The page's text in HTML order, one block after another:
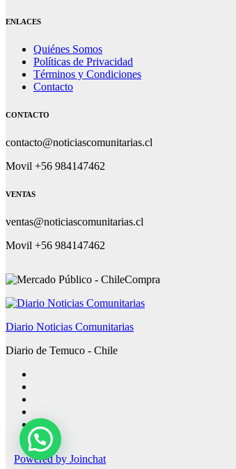
ENLACES
Quiénes Somos
Políticas de Privacidad
Términos y Condiciones
Contacto
CONTACTO
contacto@noticiascomunitarias.cl
Movil +56 984147462
VENTAS
ventas@noticiascomunitarias.cl
Movil +56 984147462
Diario Noticias Comunitarias
Diario de Temuco - Chile
Powered by Joinchat